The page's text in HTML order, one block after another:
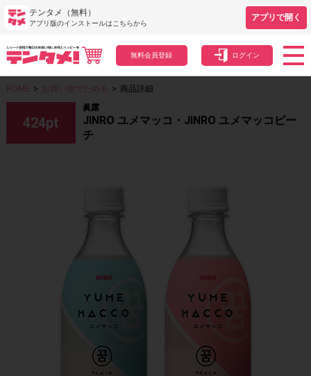
テンタメ（無料）
アプリ版のインストールはこちらから
アプリで開く
無料会員登録 ログイン
HOME > お買い物でためる > 商品詳細
424pt
眞露
JINRO ユメマッコ・JINRO ユメマッコピー
チ